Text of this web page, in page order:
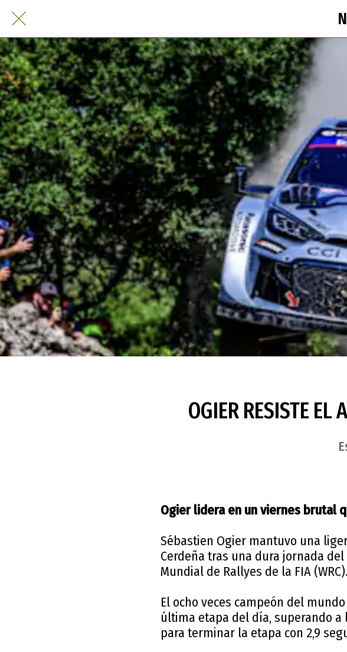
OGIER RESISTE EL
Ogier lidera en un viernes brutal
Sébastien Ogier mantuvo una
Cerdeña tras una dura jornada
Mundial de Rallyes de la FIA (WRC).
El ocho veces campeón del
última etapa del día, superando a
para terminar la etapa con 2,9